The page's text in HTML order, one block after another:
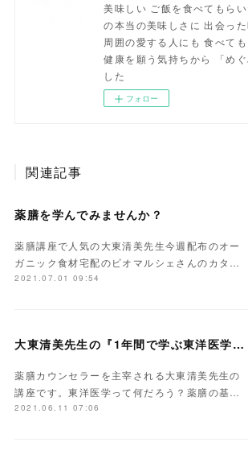
美味しい ご飯を食べてもら
の本当の美味しさに 出会っ
周囲の愛する人にも 食べて
健康を願う気持ちから 「め
した
フォロー
関連記事
薬膳を学んでみませんか？
薬膳講座で人気の大東清美先生今週配布のオー
ガニック食材宅配のビオマルシェさんのカタ…
2021.07.01 09:54
大東清美先生の『1年間で学ぶ東洋医学の基礎講座』
薬膳カウンセラーを主宰される大東清美先生の
講座です。東洋医学って何だろう？薬膳の基…
2021.06.11 07:06